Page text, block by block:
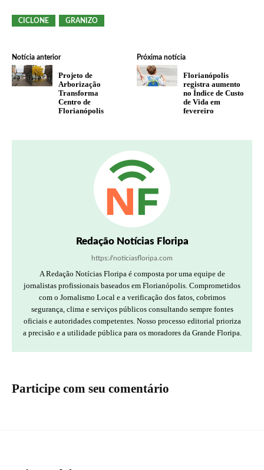
CICLONE GRANIZO
Notícia anterior
Projeto de
Arborização
Transforma
Centro de
Florianópolis
Próxima notícia
Florianópolis
registra aumento
no Índice de Custo
de Vida em
fevereiro
Redação Notícias Floripa
https://noticiasfloripa.com
A Redação Notícias Floripa é composta por uma equipe de
jornalistas profissionais baseados em Florianópolis. Comprometidos
com o Jornalismo Local e a verificação dos fatos, cobrimos
segurança, clima e serviços públicos consultando sempre fontes
oficiais e autoridades competentes. Nosso processo editorial prioriza
a precisão e a utilidade pública para os moradores da Grande Floripa.
Participe com seu comentário